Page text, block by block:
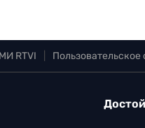
RTVI